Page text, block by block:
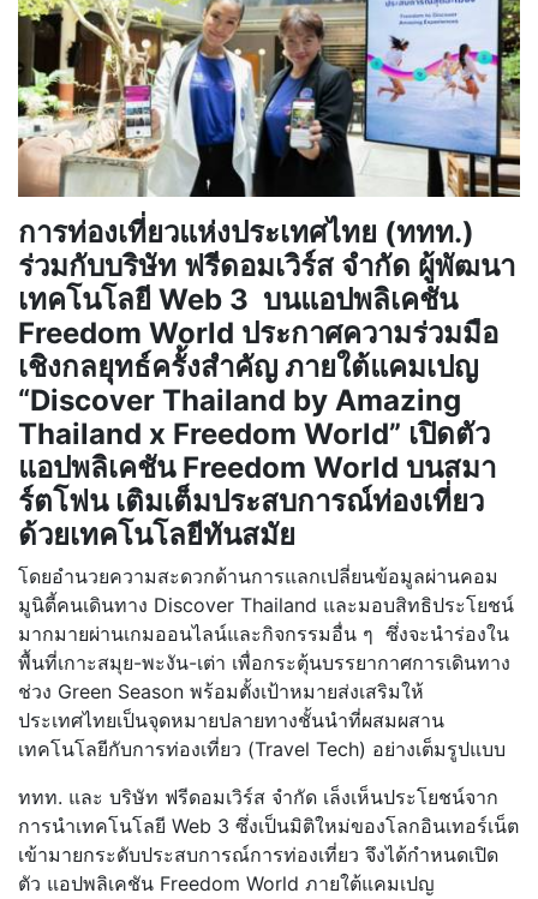
การท่องเที่ยวแห่งประเทศไทย (ททท.)
ร่วมกับบริษัท ฟรีดอมเวิร์ส จำกัด ผู้พัฒนา
เทคโนโลยี Web 3 บนแอปพลิเคชัน
Freedom World ประกาศความร่วมมือ
เชิงกลยุทธ์ครั้งสำคัญ ภายใต้แคมเปญ
“Discover Thailand by Amazing
Thailand x Freedom World” เปิดตัว
แอปพลิเคชัน Freedom World บนสมา
ร์ตโฟน เติมเต็มประสบการณ์ท่องเที่ยว
ด้วยเทคโนโลยีทันสมัย
โดยอำนวยความสะดวกด้านการแลกเปลี่ยนข้อมูลผ่านคอม
มูนิตี้คนเดินทาง Discover Thailand และมอบสิทธิประโยชน์
มากมายผ่านเกมออนไลน์และกิจกรรมอื่น ๆ ซึ่งจะนำร่องใน
พื้นที่เกาะสมุย-พะงัน-เต่า เพื่อกระตุ้นบรรยากาศการเดินทาง
ช่วง Green Season พร้อมตั้งเป้าหมายส่งเสริมให้
ประเทศไทยเป็นจุดหมายปลายทางชั้นนำที่ผสมผสาน
เทคโนโลยีกับการท่องเที่ยว (Travel Tech) อย่างเต็มรูปแบบ
ททท. และ บริษัท ฟรีดอมเวิร์ส จำกัด เล็งเห็นประโยชน์จาก
การนำเทคโนโลยี Web 3 ซึ่งเป็นมิติใหม่ของโลกอินเทอร์เน็ต
เข้ามายกระดับประสบการณ์การท่องเที่ยว จึงได้กำหนดเปิด
ตัว แอปพลิเคชัน Freedom World ภายใต้แคมเปญ